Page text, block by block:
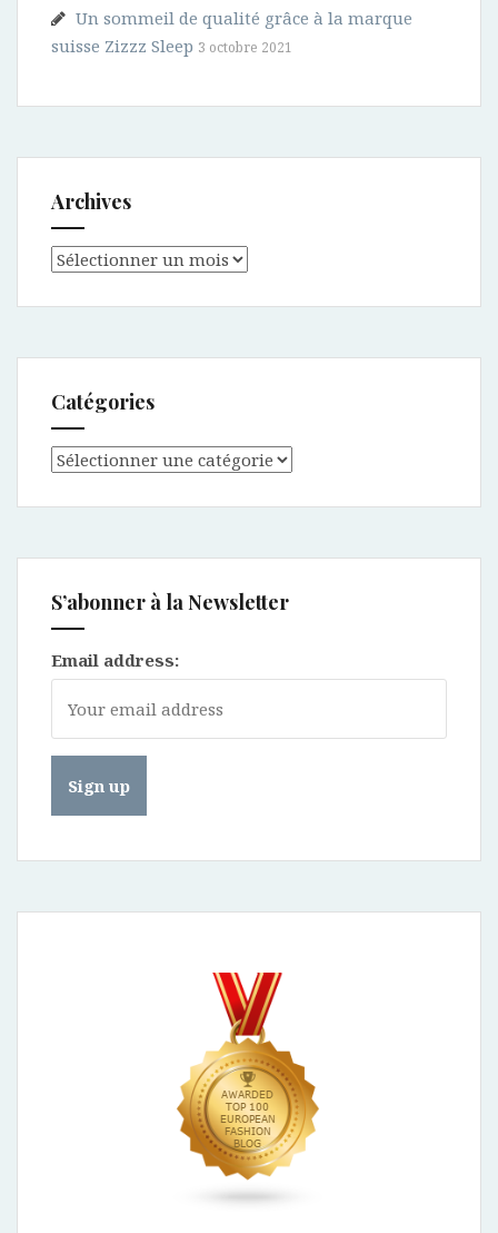
Un sommeil de qualité grâce à la marque
suisse Zizzz Sleep 3 octobre 2021
Archives
Archives
Catégories
Catégories
S’abonner à la Newsletter
Email address: